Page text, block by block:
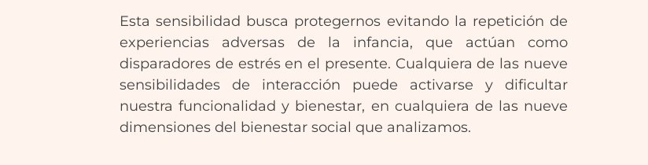
Esta sensibilidad busca protegernos evitando la repetición de
experiencias adversas de la infancia, que actúan como
disparadores de estrés en el presente. Cualquiera de las nueve
sensibilidades de interacción puede activarse y dificultar
nuestra funcionalidad y bienestar, en cualquiera de las nueve
dimensiones del bienestar social que analizamos.